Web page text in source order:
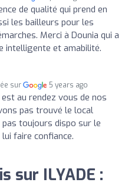
de qualité qui prend en
les bailleurs pour les
Merci à Dounia qui a
intelligente et amabilité.
sur 5 years ago
au rendez vous de nos
pas trouvé le local
toujours dispo sur le
faire confiance.
sur ILYADE :